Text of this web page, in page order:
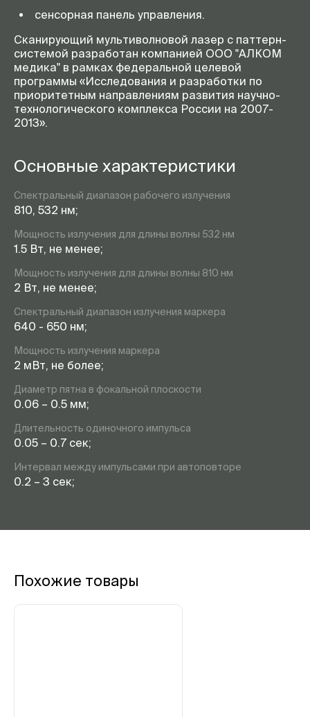
сенсорная панель управления.
Сканирующий мультиволновой лазер с паттерн-
системой разработан компанией ООО "АЛКОМ
медика" в рамках федеральной целевой
программы «Исследования и разработки по
приоритетным направлениям развития научно-
технологического комплекса России на 2007-
2013».
Основные характеристики
Спектральный диапазон рабочего излучения
810, 532 нм;
Мощность излучения для длины волны 532 нм
1.5 Вт, не менее;
Мощность излучения для длины волны 810 нм
2 Вт, не менее;
Спектральный диапазон излучения маркера
640 - 650 нм;
Мощность излучения маркера
2 мВт, не более;
Диаметр пятна в фокальной плоскости
0.06 – 0.5 мм;
Длительность одиночного импульса
0.05 – 0.7 сек;
Интервал между импульсами при автоповторе
0.2 – 3 сек;
Похожие товары